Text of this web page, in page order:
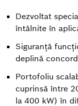
Dezvoltat
întâlnite în
Siguranță
deplină
Portofoliu
cuprinsă între
la 400 kW) în